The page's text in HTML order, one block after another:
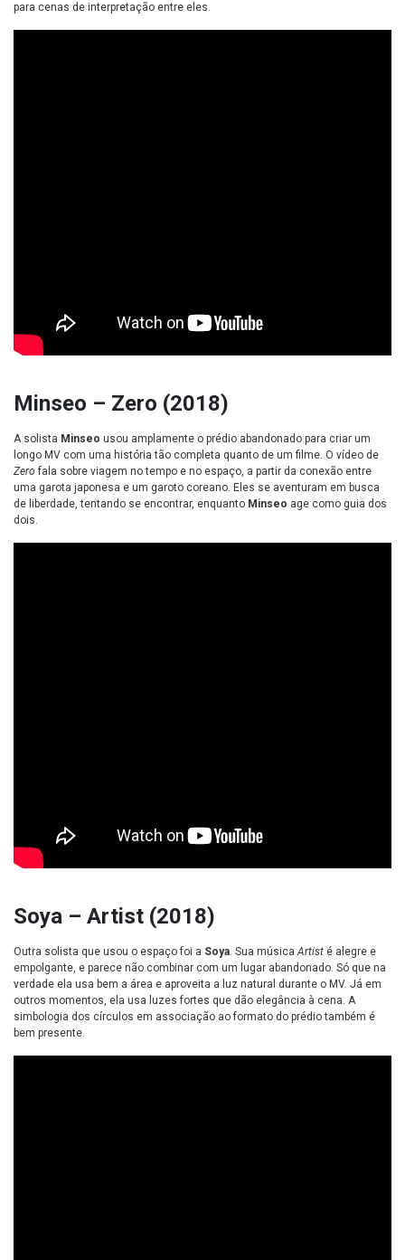
para cenas de interpretação entre eles.
Minseo – Zero (2018)
A solista Minseo usou amplamente o prédio abandonado para criar um
longo MV com uma história tão completa quanto de um filme. O vídeo de
Zero fala sobre viagem no tempo e no espaço, a partir da conexão entre
uma garota japonesa e um garoto coreano. Eles se aventuram em busca
de liberdade, tentando se encontrar, enquanto Minseo age como guia dos
dois.
Soya – Artist (2018)
Outra solista que usou o espaço foi a Soya. Sua músicaArtist é alegre e
empolgante, e parece não combinar com um lugar abandonado. Só que na
verdade ela usa bem a área e aproveita a luz natural durante o MV. Já em
outros momentos, ela usa luzes fortes que dão elegância à cena. A
simbologia dos círculos em associação ao formato do prédio também é
bem presente.